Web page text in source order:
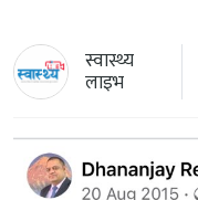
स्वास्थ्य
लाइभ